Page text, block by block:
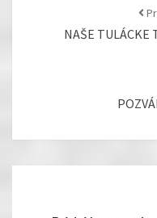
NAŠE TULÁCKE